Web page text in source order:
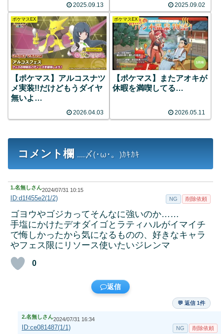
2025.09.13 2025.09.02
ポケマスEX
【ポケマス】アルコスナツ
メ実装!!だけどもうダイヤ
無いよ…
2026.04.03
ポケマスEX
【ポケマス】またアオキが
休暇を満喫してる…
2026.05.11
コメント欄 ....〆(･ω･。)ｶｷｶｷ
1.名無しさん2024/07/31 10:15
ID:d1f455e2(1/2) NG 削除依頼
ゴヨウやゴジカってそんなに強いのか……
手塩にかけたデオダイゴとラティハルがイマイチ
で悔しかったから気になるものの、好きなキャラ
やフェス限にリソース使いたいジレンマ
0
返信
💬 返信 1件
2.名無しさん2024/07/31 16:34
ID:ce081487(1/1) NG 削除依頼